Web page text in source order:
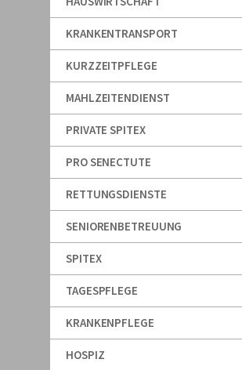
KRANKENTRANSPORT
KURZZEITPFLEGE
MAHLZEITENDIENST
PRIVATE SPITEX
PRO SENECTUTE
RETTUNGSDIENSTE
SENIORENBETREUUNG
SPITEX
TAGESPFLEGE
KRANKENPFLEGE
HOSPIZ